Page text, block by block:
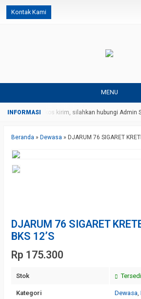
Kontak Kami
MENU
harga dan ongkos kirim, silahkan hubungi Admin
Beranda » Dewasa » DJARUM 76 SIGARET
DJARUM 76 SIGARET
BKS 12’S
Rp 175.300
Stok
Kategori Dewasa,